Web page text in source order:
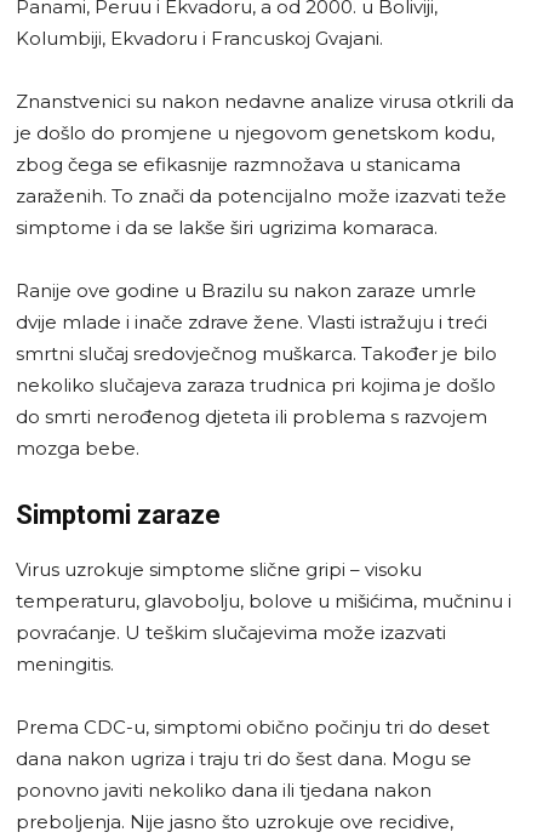
Panami, Peruu i Ekvadoru, a od 2000. u Boliviji,
Kolumbiji, Ekvadoru i Francuskoj Gvajani.
Znanstvenici su nakon nedavne analize virusa otkrili da
je došlo do promjene u njegovom genetskom kodu,
zbog čega se efikasnije razmnožava u stanicama
zaraženih. To znači da potencijalno može izazvati teže
simptome i da se lakše širi ugrizima komaraca.
Ranije ove godine u Brazilu su nakon zaraze umrle
dvije mlade i inače zdrave žene. Vlasti istražuju i treći
smrtni slučaj sredovječnog muškarca. Također je bilo
nekoliko slučajeva zaraza trudnica pri kojima je došlo
do smrti nerođenog djeteta ili problema s razvojem
mozga bebe.
Simptomi zaraze
Virus uzrokuje simptome slične gripi – visoku
temperaturu, glavobolju, bolove u mišićima, mučninu i
povraćanje. U teškim slučajevima može izazvati
meningitis.
Prema CDC-u, simptomi obično počinju tri do deset
dana nakon ugriza i traju tri do šest dana. Mogu se
ponovno javiti nekoliko dana ili tjedana nakon
preboljenja. Nije jasno što uzrokuje ove recidive,